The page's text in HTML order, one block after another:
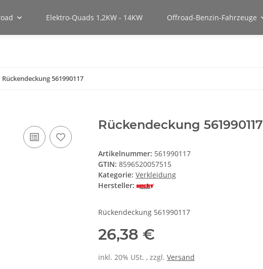
Elektro-Quads 1,2KW - 14KW Offroad-Benzin-Fahrzeuge
Rückendeckung 561990117
Rückendeckung 561990117
Artikelnummer: 561990117
GTIN: 8596520057515
Kategorie: Verkleidung
Hersteller:
Rückendeckung 561990117
26,38 €
inkl. 20% USt. , zzgl. Versand